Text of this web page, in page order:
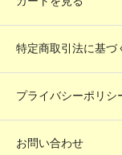
特定商取引法に基づ
プライバシーポリシ
お問い合わせ